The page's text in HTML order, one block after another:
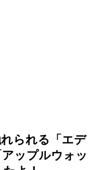
られる「エデ
ップルウォッ